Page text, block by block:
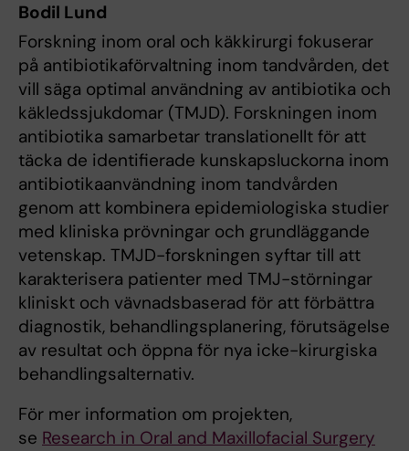
Bodil Lund
Forskning inom oral och käkkirurgi fokuserar
på antibiotikaförvaltning inom tandvården, det
vill säga optimal användning av antibiotika och
käkledssjukdomar (TMJD). Forskningen inom
antibiotika samarbetar translationellt för att
täcka de identifierade kunskapsluckorna inom
antibiotikaanvändning inom tandvården
genom att kombinera epidemiologiska studier
med kliniska prövningar och grundläggande
vetenskap. TMJD-forskningen syftar till att
karakterisera patienter med TMJ-störningar
kliniskt och vävnadsbaserad för att förbättra
diagnostik, behandlingsplanering, förutsägelse
av resultat och öppna för nya icke-kirurgiska
behandlingsalternativ.
För mer information om projekten,
se Research in Oral and Maxillofacial Surgery